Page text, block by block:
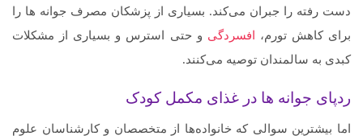
دست رفته را جبران می‌کند. بسیاری از پزشکان مصرف جوانه‌ ها را
برای کاهش تورم،
افسردگی و حتی استرس و بسیاری از مشکلات
کبدی به سالمندان توصیه می‌کنند.
ردپای جوانه‌ ها در غذای مکمل کودک
اما بیشترین سوالی که خانواده‌ها از متخصصان و کارشناسان علوم